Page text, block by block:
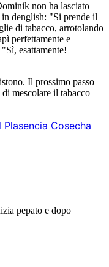
non ha lasciato
in denglish: "Si prende il
di tabacco, arrotolando
perfettamente e
esattamente!
Il prossimo passo
mescolare il tabacco
Cosecha
pepato e dopo